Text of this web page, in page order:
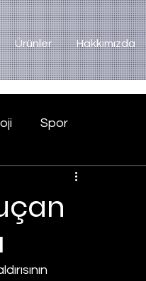
Ürünler Hakkımızda
Spor